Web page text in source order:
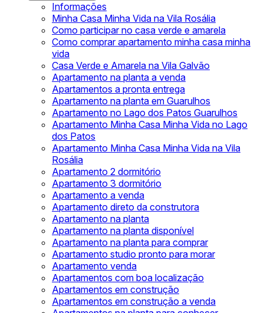
Informações
Minha Casa Minha Vida na Vila Rosália
Como participar no casa verde e amarela
Como comprar apartamento minha casa minha
vida
Casa Verde e Amarela na Vila Galvão
Apartamento na planta a venda
Apartamentos a pronta entrega
Apartamento na planta em Guarulhos
Apartamento no Lago dos Patos Guarulhos
Apartamento Minha Casa Minha Vida no Lago
dos Patos
Apartamento Minha Casa Minha Vida na Vila
Rosália
Apartamento 2 dormitório
Apartamento 3 dormitório
Apartamento a venda
Apartamento direto da construtora
Apartamento na planta
Apartamento na planta disponível
Apartamento na planta para comprar
Apartamento studio pronto para morar
Apartamento venda
Apartamentos com boa localização
Apartamentos em construção
Apartamentos em construção a venda